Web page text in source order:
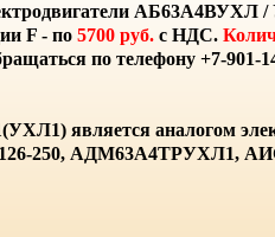
АБ63А4ВУХЛ /
F - по 5700 руб. с НДС.
по телефону +7-901-
является аналогом
250, АДМ63А4ТРУХЛ1,